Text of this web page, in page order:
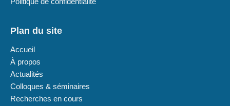
Plan du site
Accueil
À propos
Actualités
Colloques & séminaires
Recherches en cours